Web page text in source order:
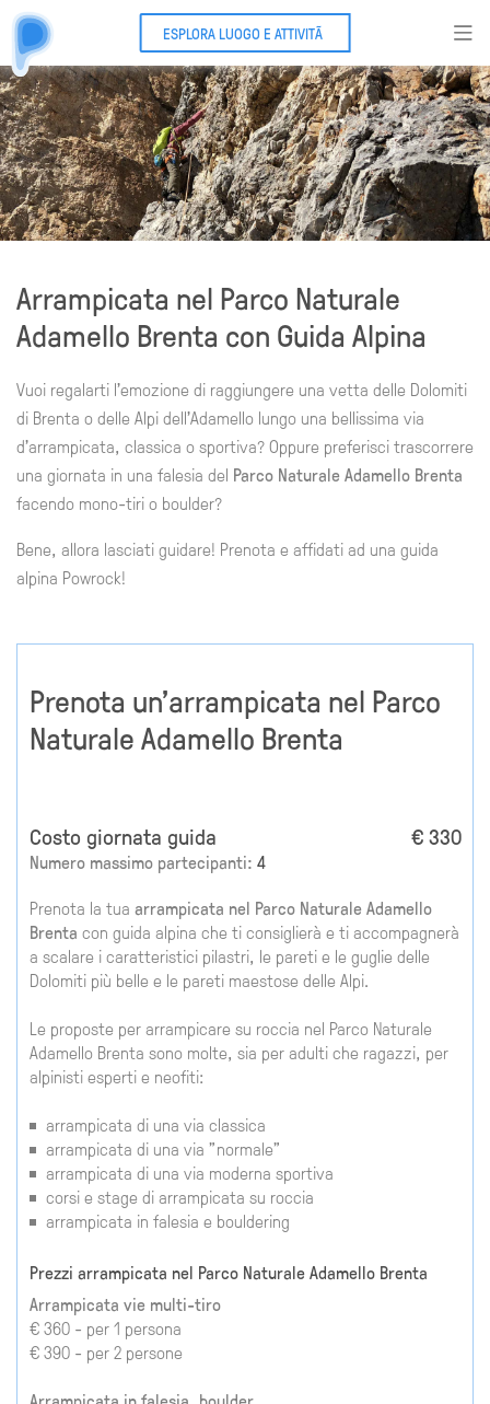
Arrampicata nel Parco Naturale
Adamello Brenta con Guida Alpina
Vuoi regalarti l'emozione di raggiungere una vetta delle Dolomiti
di Brenta o delle Alpi dell'Adamello lungo una bellissima via
d'arrampicata, classica o sportiva? Oppure preferisci trascorrere
una giornata in una falesia del Parco Naturale Adamello Brenta
facendo mono-tiri o boulder?
Bene, allora lasciati guidare! Prenota e affidati ad una guida
alpina Powrock!
Prenota un'arrampicata nel Parco
Naturale Adamello Brenta
Costo giornata guida € 330
Numero massimo partecipanti: 4
Prenota la tua arrampicata nel Parco Naturale Adamello
Brenta con guida alpina che ti consiglierà e ti accompagnerà
a scalare i caratteristici pilastri, le pareti e le guglie delle
Dolomiti più belle e le pareti maestose delle Alpi.
Le proposte per arrampicare su roccia nel Parco Naturale
Adamello Brenta sono molte, sia per adulti che ragazzi, per
alpinisti esperti e neofiti:
arrampicata di una via classica
arrampicata di una via "normale"
arrampicata di una via moderna sportiva
corsi e stage di arrampicata su roccia
arrampicata in falesia e bouldering
Prezzi arrampicata nel Parco Naturale Adamello Brenta
Arrampicata vie multi-tiro
€ 360 - per 1 persona
€ 390 - per 2 persone
ESPLORA LUOGO E ATTIVITÃ